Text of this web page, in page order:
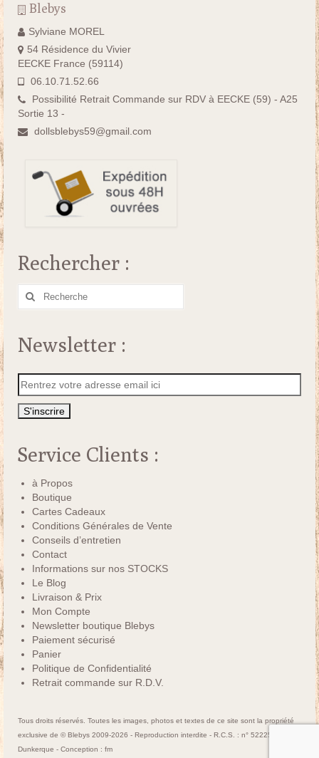
Blebys
Sylviane MOREL
54 Résidence du Vivier
EECKE France (59114)
06.10.71.52.66
Possibilité Retrait Commande sur RDV à EECKE (59) - A25
Sortie 13 -
dollsblebys59@gmail.com
Rechercher :
Rechercher
Newsletter :
Service Clients :
à Propos
Boutique
Cartes Cadeaux
Conditions Générales de Vente
Conseils d’entretien
Contact
Informations sur nos STOCKS
Le Blog
Livraison & Prix
Mon Compte
Newsletter boutique Blebys
Paiement sécurisé
Panier
Politique de Confidentialité
Retrait commande sur R.D.V.
Tous droits réservés. Toutes les images, photos et textes de ce site sont la propriété
exclusive de © Blebys 2009-2026 - Reproduction interdite - R.C.S. : n° 522250463
Dunkerque - Conception : fm